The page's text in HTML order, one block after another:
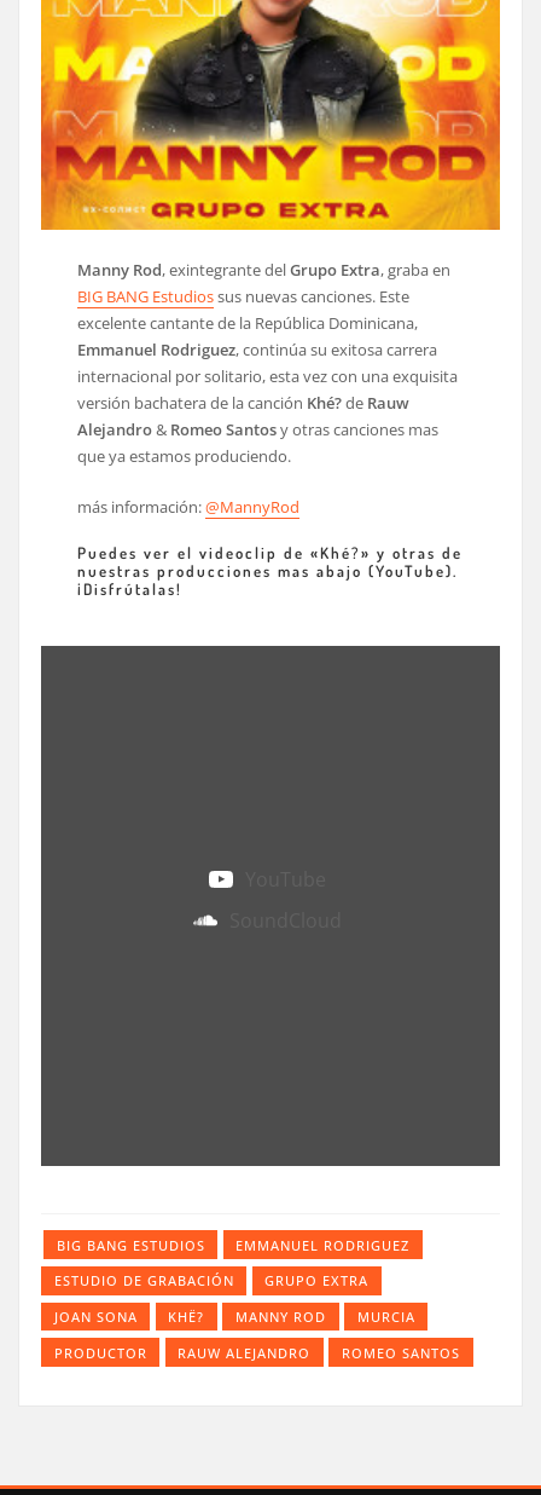
Manny Rod, exintegrante delGrupo Extra, graba en
BIG BANG Estudiossus nuevas canciones. Este
excelente cantante de la República Dominicana,
Emmanuel Rodriguez, continúa su exitosa carrera
internacional por solitario, esta vez con una exquisita
versión bachatera de la canción Khé?de Rauw
Alejandro& Romeo Santosy otras canciones mas
que ya estamos produciendo.
más información:@MannyRod
Puedes ver el videoclip de «Khé?» y otras de
nuestras producciones mas abajo (YouTube).
¡Disfrútalas!
BIG BANG ESTUDIOS
EMMANUEL RODRIGUEZ
ESTUDIO DE GRABACIÓN
GRUPO EXTRA
JOAN SONA
KHË? MANNY ROD
MURCIA
PRODUCTOR
RAUW ALEJANDRO ROMEO SANTOS